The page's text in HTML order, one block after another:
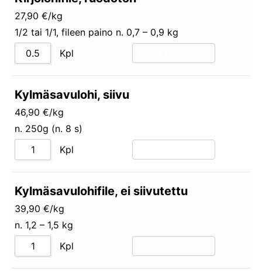
27,90 €/kg
1/2 tai 1/1, fileen paino n. 0,7 – 0,9 kg
Kpl
Kylmäsavulohi, siivu
46,90 €/kg
n. 250g (n. 8 s)
Kpl
Kylmäsavulohifile, ei siivutettu
39,90 €/kg
n. 1,2 – 1,5 kg
Kpl